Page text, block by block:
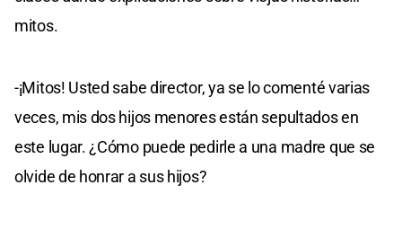
mitos.
-¡Mitos! Usted sabe director, ya se lo comenté varias
veces, mis dos hijos menores están sepultados en
este lugar. ¿Cómo puede pedirle a una madre que se
olvide de honrar a sus hijos?